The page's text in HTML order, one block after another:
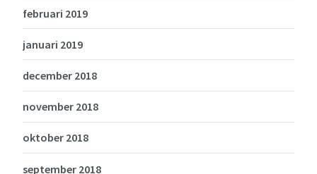
februari 2019
januari 2019
december 2018
november 2018
oktober 2018
september 2018